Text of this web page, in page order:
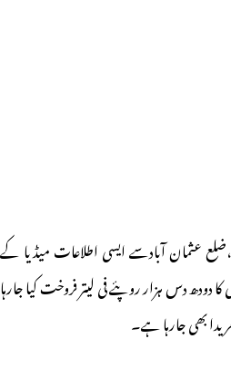
عثمان آبادسے ایسی اطلاعات میڈیا کے
دودھ دس ہزار روپئے فی لیتر فروخت کیا جارہا
بھی جارہا ہے۔